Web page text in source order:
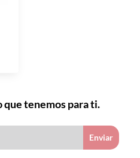
tenemos para ti.
Enviar